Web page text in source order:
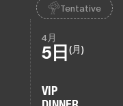
Tentative
4月
5日 (月)
VIP